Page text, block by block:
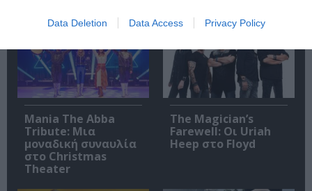
Data Deletion Data Access Privacy Policy
Mania The Abba
Tribute: Μια
μοναδική συναυλία
στο Christmas
Theater
The Magician’s
Farewell: Οι Uriah
Heep στο Floyd